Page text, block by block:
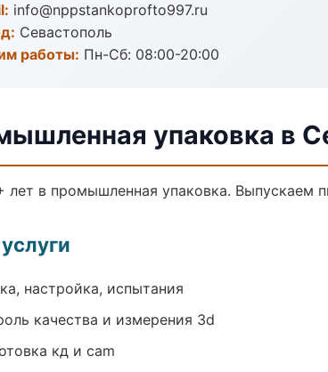
info@nppstankoprofto997.ru
Севастополь
работы: Пн-Сб: 08:00-20:00
упаковка в
лет в промышленная упаковка. Выпускаем
настройка, испытания
качества и измерения 3d
кд и cam